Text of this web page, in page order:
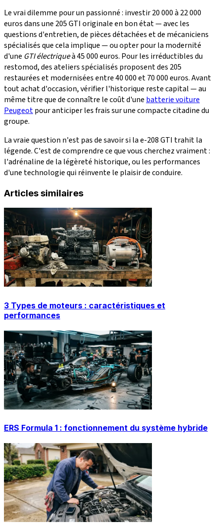
Le vrai dilemme pour un passionné : investir 20 000 à 22 000
euros dans une 205 GTI originale en bon état — avec les
questions d'entretien, de pièces détachées et de mécaniciens
spécialisés que cela implique — ou opter pour la modernité
d'une GTI électriqueà 45 000 euros. Pour les irréductibles du
restomod, des ateliers spécialisés proposent des 205
restaurées et modernisées entre 40 000 et 70 000 euros. Avant
tout achat d'occasion, vérifier l'historique reste capital — au
même titre que de connaître le coût d'une batterie voiture
Peugeotpour anticiper les frais sur une compacte citadine du
groupe.
La vraie question n'est pas de savoir si la e-208 GTI trahit la
légende. C'est de comprendre ce que vous cherchez vraiment :
l'adrénaline de la légèreté historique, ou les performances
d'une technologie qui réinvente le plaisir de conduire.
Articles similaires
3 Types de moteurs : caractéristiques et
performances
ERS Formula 1 : fonctionnement du système hybride